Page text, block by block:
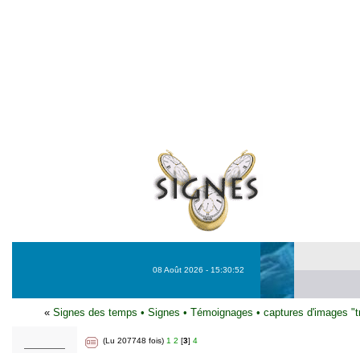
08 Août 2026 - 15:30:52
« Signes des temps • Signes • Témoignages • captures d'images
(Lu 207748 fois) 1 2 [3] 4